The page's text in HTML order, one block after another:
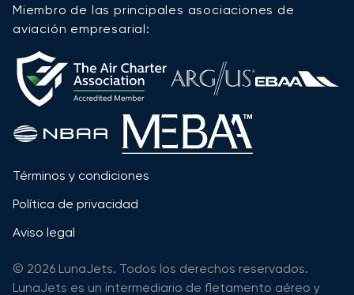
Miembro de las principales asociaciones de
aviación empresarial:
Términos y condiciones
Política de privacidad
Aviso legal
© 2026 LunaJets. Todos los derechos reservados.
LunaJets es un intermediario de fletamento aéreo y